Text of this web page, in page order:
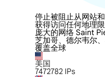
停止被阻止从网站
获得访问任何地理
庞大的网络 Saint
芝加哥、德尔韦尔
覆盖全球
美国
7472782 IPs